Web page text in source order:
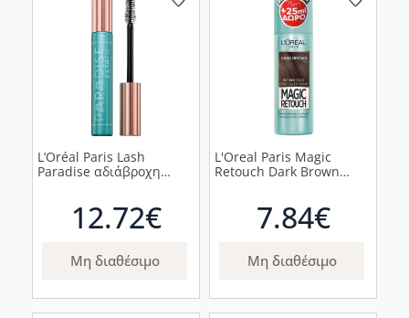
L’Oréal Paris Lash
Paradise αδιάβροχη
12.72€
Μη διαθέσιμο
L'Oreal Paris Magic
Retouch Dark Brown
7.84€
Μη διαθέσιμο